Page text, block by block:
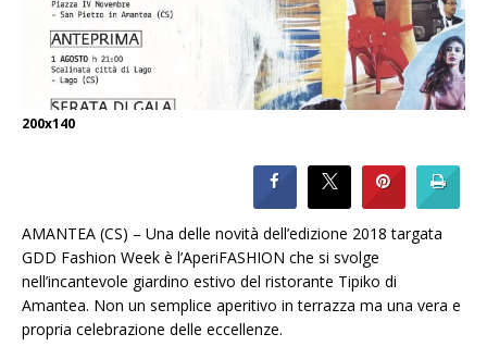
200x140
AMANTEA (CS) – Una delle novità dell’edizione 2018 targata
GDD Fashion Week è l’AperiFASHION che si svolge
nell’incantevole giardino estivo del ristorante Tipiko di
Amantea. Non un semplice aperitivo in terrazza ma una vera e
propria celebrazione delle eccellenze.